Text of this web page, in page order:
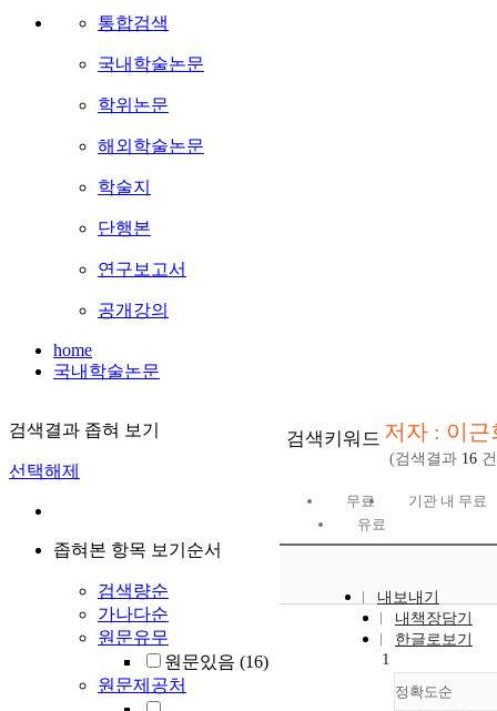
통합검색
국내학술논문
학위논문
해외학술논문
학술지
단행본
연구보고서
공개강의
home
국내학술논문
검색결과 좁혀 보기
선택해제
좁혀본 항목 보기순서
검색량순
가나다순
원문유무
원문있음 (16)
원문제공처
검색키워드 저자 : 이근
(검색결과 16
무료
기관 내 무료
유료
내보내기
내책장담기
한글로보기
정확도순
1